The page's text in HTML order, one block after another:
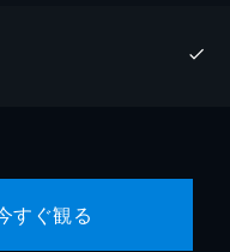
すぐ観る